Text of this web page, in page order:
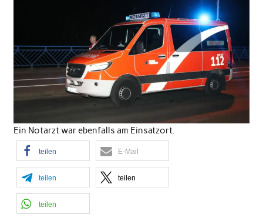
Ein Notarzt war ebenfalls am Einsatzort.
teilen E-Mail
teilen teilen
teilen